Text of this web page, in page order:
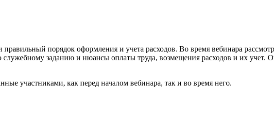
порядок оформления и учета расходов. Во время вебинара
заданию и нюансы оплаты труда, возмещения расходов и их учет.
участниками, как перед началом вебинара, так и во время него.